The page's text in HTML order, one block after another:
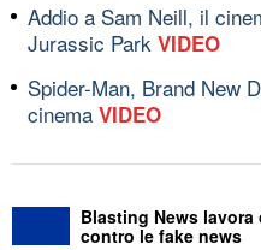
Addio a Sam Neill, il
Jurassic Park VIDEO
Spider-Man, Brand New
cinema VIDEO
Blasting News lavora
contro le fake news